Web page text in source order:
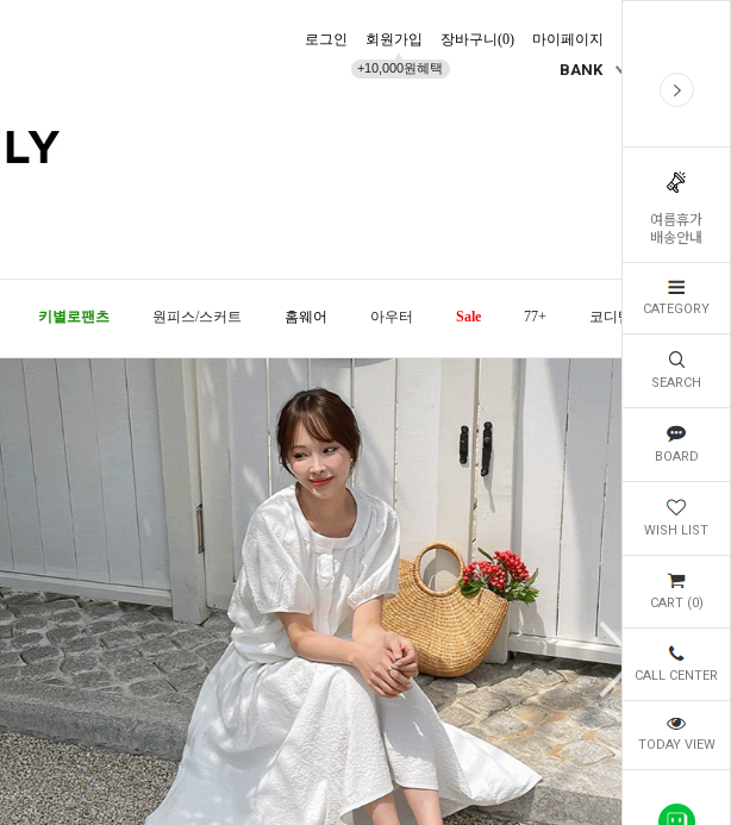
여름휴가
배송안내
CATEGORY
SEARCH
BOARD
WISH LIST
CART (0)
CALL CENTER
TODAY VIEW
로그인 회원가입
+10,000원혜택
장바구니(0) 마이페이지
BANK
키별로팬츠 원피스/스커트 홈웨어 아우터 Sale 77+ 코디템 오늘발송